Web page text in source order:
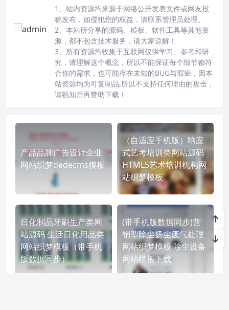
1、站内资源均来源于网络公开发表文件或网友投
稿发布，如侵犯您的权益，请联系管理员处理。
2、本站所分享的源码、模板、软件工具等其他资
源，都不包含技术服务，请大家谅解！
3、所有资源均收集于互联网仅供学习、参考和研
究，请理解这个概念，所以不能保证每个细节都符
合你的需求，也可能存在未知的BUG与瑕疵，因本
站资源均为可复制品,所以不支持任何理由的攻击，
请熟知后再赞助下载！
产品品牌广告设计企业
网站织梦dedecms模板
（自适应手机版）响应
式艺考培训类网站源码
HTML5艺术培训机构网
站织梦模板
日化制品牙刷生产类网
站源码 生活日化用品类
网站织梦模板（带手机
版数据同步）
(带手机版数据同步)营
销型除尘扬尘废气处理
网站织梦模板 除尘设备
网站模板下载